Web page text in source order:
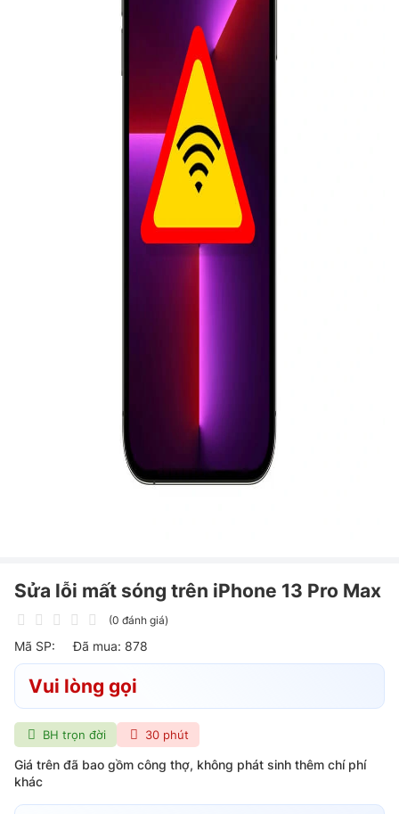
Sửa lỗi mất sóng trên iPhone 13 Pro Max
(0 đánh giá)
Mã SP: Đã mua: 878
Vui lòng gọi
BH trọn đời 30 phút
Giá trên đã bao gồm công thợ, không phát sinh thêm chí phí
khác